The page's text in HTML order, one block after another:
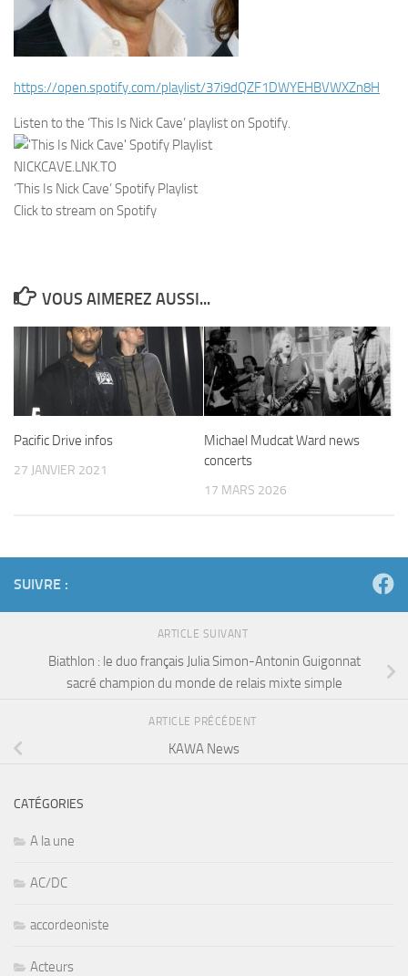
https://open.spotify.com/playlist/37i9dQZF1DWYEHBVWXZn8H
Listen to the ‘This Is Nick Cave’ playlist on Spotify.
NICKCAVE.LNK.TO
‘This Is Nick Cave’ Spotify Playlist
Click to stream on Spotify
VOUS AIMEREZ AUSSI...
Pacific Drive infos
27 JANVIER 2021
Michael Mudcat Ward news
concerts
17 MARS 2026
SUIVRE :
ARTICLE SUIVANT
Biathlon : le duo français Julia Simon-Antonin Guigonnat
sacré champion du monde de relais mixte simple
ARTICLE PRÉCÉDENT
KAWA News
CATÉGORIES
A la une
AC/DC
accordeoniste
Acteurs